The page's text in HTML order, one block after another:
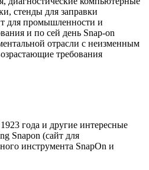
стенды для заправки
для промышленности и
и по сей день Snap-on
отрасли с неизменным
требования
года и другие интересные
Snapon (сайт для
инструмента SnapOn и